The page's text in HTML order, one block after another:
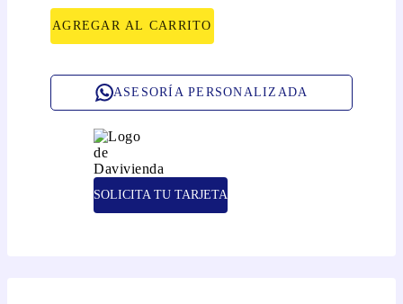
AGREGAR AL CARRITO
ASESORÍA PERSONALIZADA
SOLICITA TU TARJETA